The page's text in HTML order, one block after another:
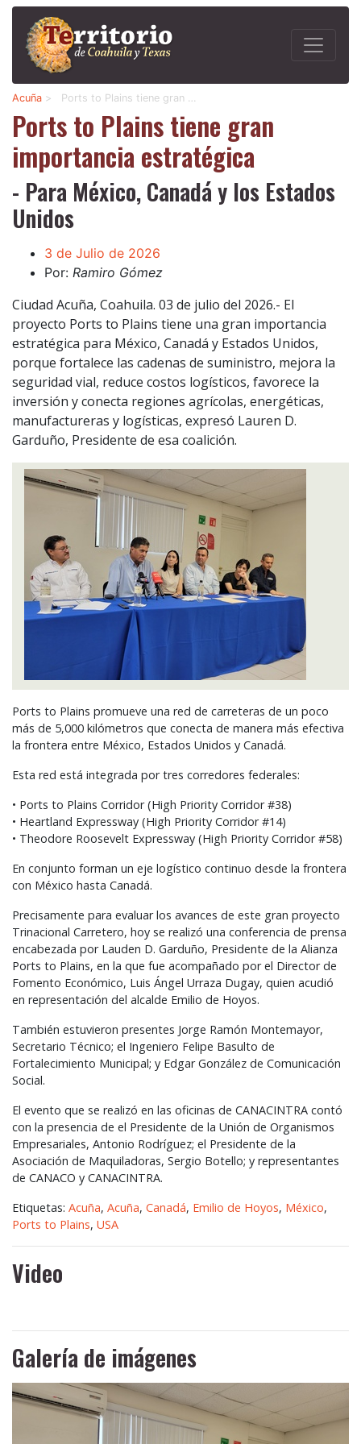
Acuña > Ports to Plains tiene gran …
Ports to Plains tiene gran
importancia estratégica
- Para México, Canadá y los Estados
Unidos
3 de Julio de 2026
Por: Ramiro Gómez
Ciudad Acuña, Coahuila. 03 de julio del 2026.- El
proyecto Ports to Plains tiene una gran importancia
estratégica para México, Canadá y Estados Unidos,
porque fortalece las cadenas de suministro, mejora la
seguridad vial, reduce costos logísticos, favorece la
inversión y conecta regiones agrícolas, energéticas,
manufactureras y logísticas, expresó Lauren D.
Garduño, Presidente de esa coalición.
Ports to Plains promueve una red de carreteras de un poco
más de 5,000 kilómetros que conecta de manera más efectiva
la frontera entre México, Estados Unidos y Canadá.
Esta red está integrada por tres corredores federales:
• Ports to Plains Corridor (High Priority Corridor #38)
• Heartland Expressway (High Priority Corridor #14)
• Theodore Roosevelt Expressway (High Priority Corridor #58)
En conjunto forman un eje logístico continuo desde la frontera
con México hasta Canadá.
Precisamente para evaluar los avances de este gran proyecto
Trinacional Carretero, hoy se realizó una conferencia de prensa
encabezada por Lauden D. Garduño, Presidente de la Alianza
Ports to Plains, en la que fue acompañado por el Director de
Fomento Económico, Luis Ángel Urraza Dugay, quien acudió
en representación del alcalde Emilio de Hoyos.
También estuvieron presentes Jorge Ramón Montemayor,
Secretario Técnico; el Ingeniero Felipe Basulto de
Fortalecimiento Municipal; y Edgar González de Comunicación
Social.
El evento que se realizó en las oficinas de CANACINTRA contó
con la presencia de el Presidente de la Unión de Organismos
Empresariales, Antonio Rodríguez; el Presidente de la
Asociación de Maquiladoras, Sergio Botello; y representantes
de CANACO y CANACINTRA.
Etiquetas: Acuña, Acuña, Canadá, Emilio de Hoyos, México,
Ports to Plains, USA
Video
Galería de imágenes